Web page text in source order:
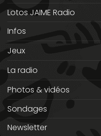
Lotos JAIME Radio
Infos
Jeux
La radio
Photos & vidéos
Sondages
Newsletter